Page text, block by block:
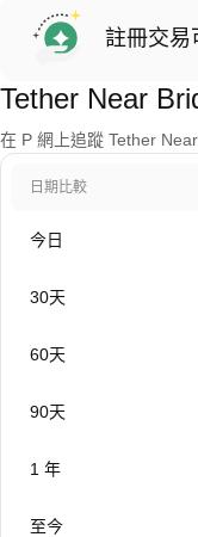
註冊交易
Tether Near
在 P 網上追蹤 Tether
日期比較
今日
30天
60天
90天
1 年
至今